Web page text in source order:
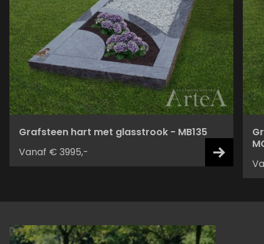
Grafsteen hart met glasstrook - MB135
Vanaf € 3995,-